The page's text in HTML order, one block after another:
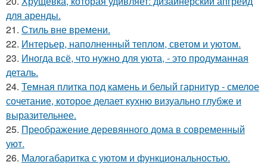
для аренды.
21. Стиль вне времени.
22. Интерьер, наполненный теплом, светом и уютом.
23. Иногда всё, что нужно для уюта, - это продуманная
деталь.
24. Темная плитка под камень и белый гарнитур - смелое
сочетание, которое делает кухню визуально глубже и
выразительнее.
25. Преображение деревянного дома в современный
уют.
26. Малогабаритка с уютом и функциональностью.